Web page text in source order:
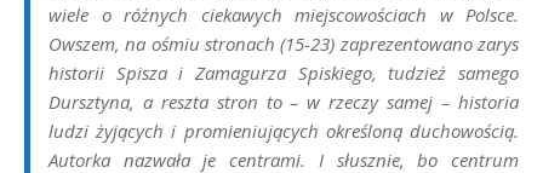
wiele o różnych ciekawych miejscowościach w Polsce.
Owszem, na ośmiu stronach (15-23) zaprezentowano zarys
historii Spisza i Zamagurza Spiskiego, tudzież samego
Dursztyna, a reszta stron to – w rzeczy samej – historia
ludzi żyjących i promieniujących określoną duchowością.
Autorka nazwała je centrami. I słusznie, bo centrum